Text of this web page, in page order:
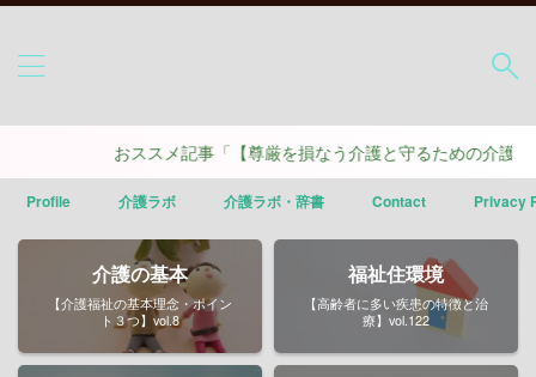
おススメ記事「【尊厳を損なう介護と守るための介護】ポ
Profile 介護ラボ 介護ラボ・辞書 Contact Privacy
介護の基本
【介護福祉の基本理念・ポイン
ト３つ】vol.8
福祉住環境
【高齢者に多い疾患の特徴と治
療】vol.122